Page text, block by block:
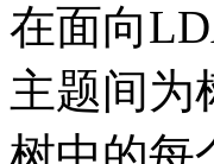
在面向
主题间为